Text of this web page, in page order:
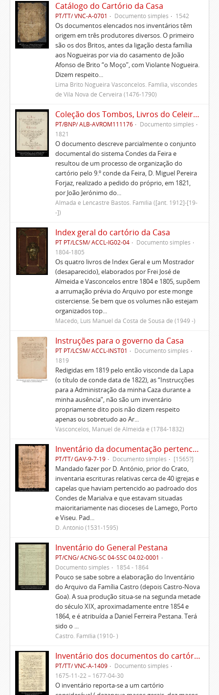
Catálogo do Cartório da Casa
PT/TT/ VNC-A-0701 Documento simples 1542
Os documentos elencados nos inventários têm
origem em três produtores diversos. O primeiro
são os dos Britos, antes da ligação desta família
aos Nogueiras por via do casamento de João
Afonso de Brito “o Moço”, com Violante Nogueira.
Dizem respeito...
Lima Brito Nogueira Vasconcelos. Família, viscondes
de Vila Nova de Cerveira (1476-1790)
Coleção dos Tombos, Livros do Celeiro, Escrituras, Documentos e títulos pertencentes ao Morgado de Freiriz e de Penegate
PT/BNP/ ALB-AVROM111176
Documento simples
1821
O documento descreve parcialmente o conjunto
documental do sistema Condes da Feira e
resultou de um processo de organização do
cartório pelo 9.º conde da Feira, D. Miguel Pereira
Forjaz, realizado a pedido do próprio, em 1821,
por João Jerónimo do...
Almada e Lencastre Bastos. Família ([ant. 1912]-[19-
-])
Index geral do cartório da Casa
PT PT/LCSM/ ACCL-IG02-04
Documento simples
1804-1805
Os quatro livros de Index Geral e um Mostrador
(desaparecido), elaborados por Frei José de
Almeida e Vasconcelos entre 1804 e 1805, supõem
a arrumação prévia do Arquivo por este monge
cisterciense. Se bem que os volumes não estejam
organizados top...
Macedo, Luís Manuel da Costa de Sousa de (1949 -)
Instruções para o governo da Casa
PT PT/LCSM/ ACCL-INST01
Documento simples
1819
Redigidas em 1819 pelo então visconde da Lapa
(o título de conde data de 1822), as “Instrucções
para a Administração da minha Caza durante a
minha ausência”, não são um inventário
propriamente dito pois não dizem respeito
apenas ou sobretudo ao Ar...
Vasconcelos, Manuel de Almeida e (1784-1832)
Inventário da documentação pertencente às igrejas que eram do padroado dos condes de Marialva
PT/TT/ GAV-9-7-19 Documento simples [1565?]
Mandado fazer por D. António, prior do Crato,
inventaria escrituras relativas cerca de 40 igrejas e
capelas que haviam pertencido ao padroado dos
Condes de Marialva e que estavam situadas
maioritariamente nas dioceses de Lamego, Porto
e Viseu. Pad...
D. António (1531-1595)
Inventário do General Pestana
PT/CNG/ ACNG-SC 04-SSC 04.02-0001
Documento simples
1854 - 1864
Pouco se sabe sobre a elaboração do Inventário
do Arquivo da Família Castro (depois Castro-Nova
Goa). A sua produção situa-se na segunda metade
do século XIX, aproximadamente entre 1854 e
1864, e é atribuída a Daniel Ferreira Pestana. Terá
sido o ...
Castro. Família (1910- )
Inventário dos documentos do cartório de Ponte de Lima
PT/TT/ VNC-A-1409
Documento simples
1675-11-22 – 1677-04-30
O inventário reporta-se a um cartório